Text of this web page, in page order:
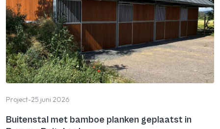
Project-25 juni 2026
Buitenstal met bamboe planken geplaatst in